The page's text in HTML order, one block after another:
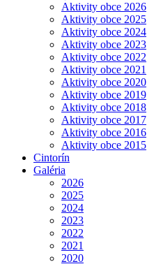
Aktivity obce 2026
Aktivity obce 2025
Aktivity obce 2024
Aktivity obce 2023
Aktivity obce 2022
Aktivity obce 2021
Aktivity obce 2020
Aktivity obce 2019
Aktivity obce 2018
Aktivity obce 2017
Aktivity obce 2016
Aktivity obce 2015
Cintorín
Galéria
2026
2025
2024
2023
2022
2021
2020